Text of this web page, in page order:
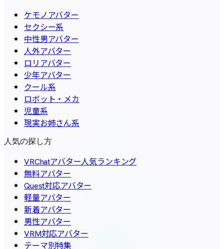
ケモノアバター
セクシー系
中性男アバター
人外アバター
ロリアバター
少年アバター
クール系
ロボット・メカ
児童系
現実お姉さん系
人気の探し方
VRChatアバター人気ランキング
無料アバター
Quest対応アバター
軽量アバター
新着アバター
男性アバター
VRM対応アバター
テーマ別特集